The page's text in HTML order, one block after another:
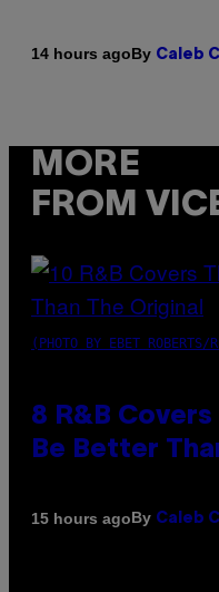
14 hours agoBy Caleb
MORE
FROM
(PHOTO BY EBET ROBERTS/
8 R&B
Be Better
15 hours agoBy Caleb